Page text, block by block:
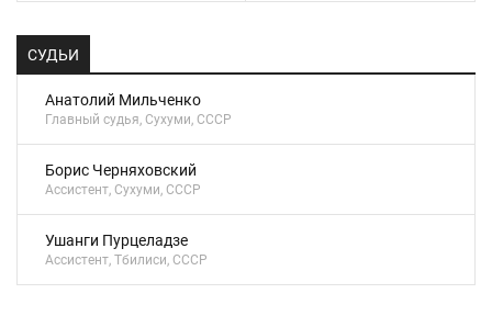
СУДЬИ
Анатолий Мильченко
Главный судья, Сухуми, СССР
Борис Черняховский
Ассистент, Сухуми, СССР
Ушанги Пурцеладзе
Ассистент, Тбилиси, СССР